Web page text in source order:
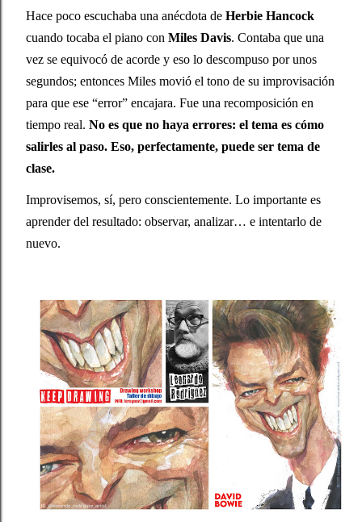
Hace poco escuchaba una anécdota de Herbie Hancock
cuando tocaba el piano con Miles Davis. Contaba que una
vez se equivocó de acorde y eso lo descompuso por unos
segundos; entonces Miles movió el tono de su improvisación
para que ese “error” encajara. Fue una recomposición en
tiempo real. No es que no haya errores: el tema es cómo
salirles al paso. Eso, perfectamente, puede ser tema de
clase.
Improvisemos, sí, pero conscientemente. Lo importante es
aprender del resultado: observar, analizar… e intentarlo de
nuevo.